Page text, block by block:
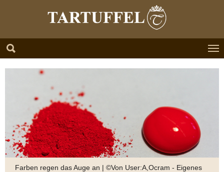
Farben regen das Auge an | ©Von User:A,Ocram - Eigenes